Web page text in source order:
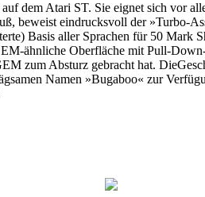
dem Atari ST. Sie eignet sich vor
beweist eindrucksvoll der
Basis aller Sprachen für 50 Mark
ähnliche Oberfläche mit Pull-
zum Absturz gebracht hat.
Namen »Bugaboo« zur